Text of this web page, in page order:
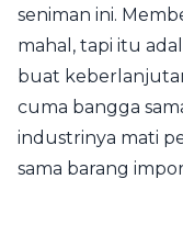
seniman ini.
mahal, tapi itu
buat
cuma bangga
industrinya mati
sama barang